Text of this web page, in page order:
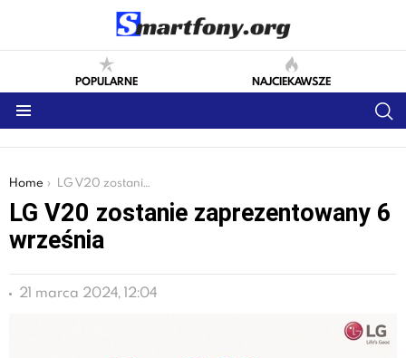
POPULARNE NAJCIEKAWSZE
You are here:
Home LG V20 zostanie zaprezentowany 6 września
LG V20 zostanie zaprezentowany 6
września
21 marca 2024, 12:04